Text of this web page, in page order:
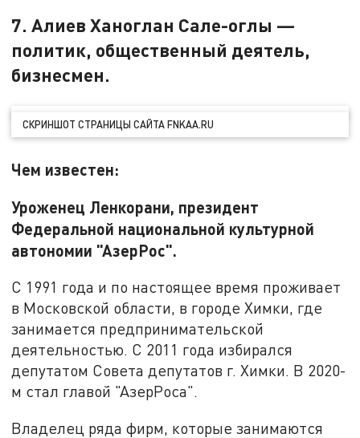
7. Алиев Ханоглан Сале-оглы —
политик, общественный деятель,
бизнесмен.
СКРИНШОТ СТРАНИЦЫ САЙТА FNKAA.RU
Чем известен:
Уроженец Ленкорани, президент
Федеральной национальной культурной
автономии "АзерРос".
С 1991 года и по настоящее время проживает
в Московской области, в городе Химки, где
занимается предпринимательской
деятельностью. С 2011 года избирался
депутатом Совета депутатов г. Химки. В 2020-
м стал главой "АзерРоса".
Владелец ряда фирм, которые занимаются